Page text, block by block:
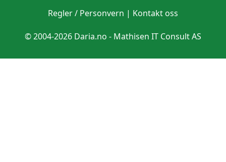
Regler / Personvern | Kontakt oss
© 2004-2026 Daria.no - Mathisen IT Consult AS